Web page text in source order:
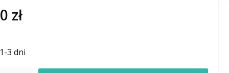
zł
3 dni